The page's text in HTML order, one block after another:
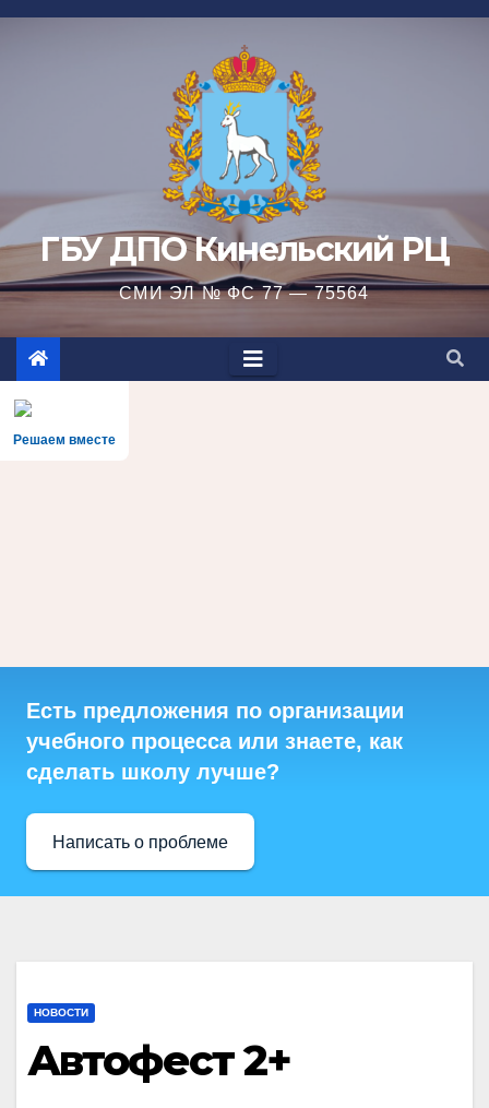
Перейти
ГБУ ДПО Кинельский РЦ
СМИ ЭЛ № ФС 77 — 75564
Решаем вместе
Есть предложения по организации
учебного процесса или знаете, как
сделать школу лучше?
Написать о проблеме
НОВОСТИ
Автофест 2+